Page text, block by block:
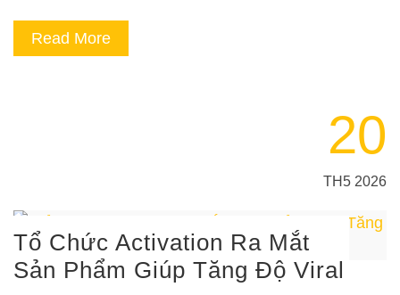
Read More
20
TH5 2026
Tổ Chức Activation Ra Mắt
Sản Phẩm Giúp Tăng Độ Viral